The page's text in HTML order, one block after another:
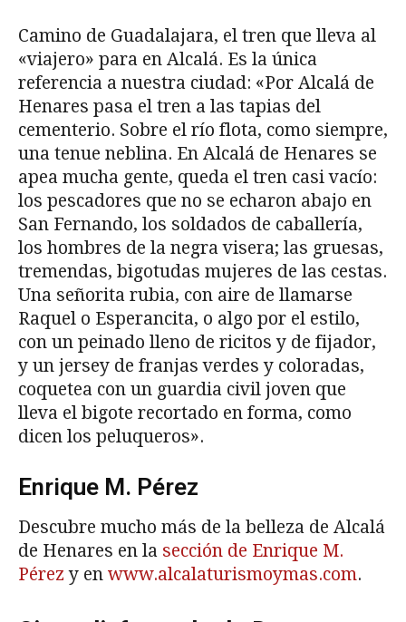
Camino de Guadalajara, el tren que lleva al
«viajero» para en Alcalá. Es la única
referencia a nuestra ciudad: «Por Alcalá de
Henares pasa el tren a las tapias del
cementerio. Sobre el río flota, como siempre,
una tenue neblina. En Alcalá de Henares se
apea mucha gente, queda el tren casi vacío:
los pescadores que no se echaron abajo en
San Fernando, los soldados de caballería,
los hombres de la negra visera; las gruesas,
tremendas, bigotudas mujeres de las cestas.
Una señorita rubia, con aire de llamarse
Raquel o Esperancita, o algo por el estilo,
con un peinado lleno de ricitos y de fijador,
y un jersey de franjas verdes y coloradas,
coquetea con un guardia civil joven que
lleva el bigote recortado en forma, como
dicen los peluqueros».
Enrique M. Pérez
Descubre mucho más de la belleza de Alcalá
de Henares en la sección de Enrique M.
Pérezy en www.alcalaturismoymas.com.